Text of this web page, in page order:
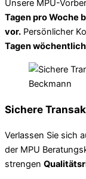
Unsere MPU-
Tagen pro Woche
vor. Persönlicher
Tagen wöchentlich
Sichere
Verlassen Sie sich
der MPU
strengen